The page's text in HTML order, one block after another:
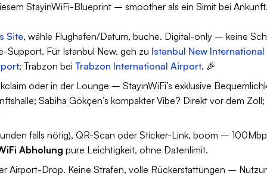
StayinWiFi-Blueprint – smoother als ein Simit bei
Site, wähle Flughafen/Datum, buche. Digital-only – keine
Support. Für Istanbul New, geh zu Istanbul New
; Trabzon bei Trabzon International Airport. 🎉
oder in der Lounge – StayinWiFi’s exklusive
Sabiha Gökçen’s kompakter Vibe? Direkt vor dem Zoll;
falls nötig), QR-Scan oder Sticker-Link, boom –
Abholung pure Leichtigkeit, ohne Datenlimit.
Airport-Drop. Keine Strafen, volle Rückerstattungen –